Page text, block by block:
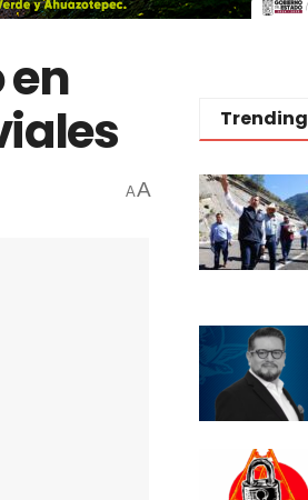
en
AA
Trending